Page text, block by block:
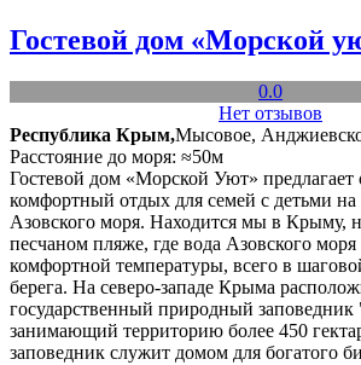
Гостевой дом «Морской
0.0
Нет отзывов
Республика Крым,Мысовое,
Расстояние до моря: ≈50м
Гостевой дом «Морской Уют»
комфортный отдых для семей с детьми на
Азовского моря. Находится мы в Крыму,
песчаном пляже, где вода Азовского моря
комфортной температуры, всего в
берега. На северо-западе Крыма
государственный природный
занимающий территорию более 450
заповедник служит домом для богатого